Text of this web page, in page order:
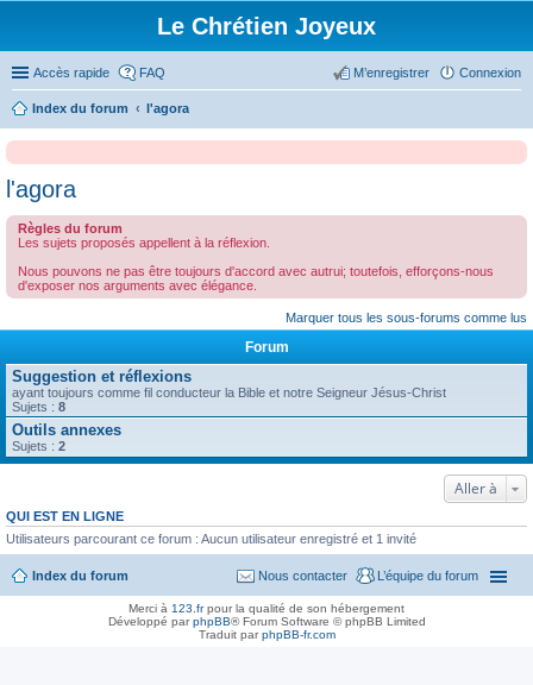
Le Chrétien Joyeux
Accès rapide FAQ Connexion
M’enregistrer
Index du forum l'agora
l'agora
Règles du forum
Les sujets proposés appellent à la réflexion.
Nous pouvons ne pas être toujours d'accord avec autrui; toutefois, efforçons-nous
d'exposer nos arguments avec élégance.
Marquer tous les sous-forums comme lus
Forum
Suggestion et réflexions
ayant toujours comme fil conducteur la Bible et notre Seigneur Jésus-Christ
Sujets : 8
Outils annexes
Sujets : 2
Aller à
QUI EST EN LIGNE
Utilisateurs parcourant ce forum : Aucun utilisateur enregistré et 1 invité
Index du forum L’équipe du forum
Nous contacter
Merci à 123.frpour la qualité de son hébergement
Développé parphpBB® Forum Software © phpBB Limited
Traduit parphpBB-fr.com